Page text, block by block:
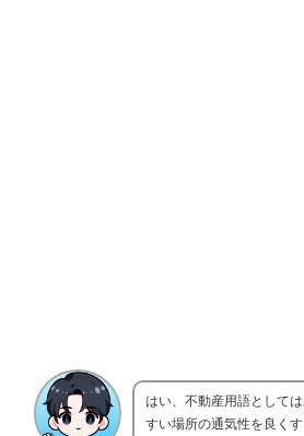
はい、不動産用語として
すい場所の通気性を良く